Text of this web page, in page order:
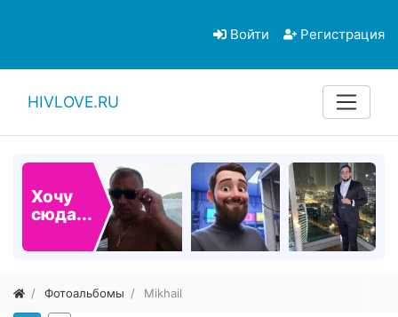
Войти Регистрация
HIVLOVE.RU
Хочу
сюда...
Фотоальбомы Mikhail